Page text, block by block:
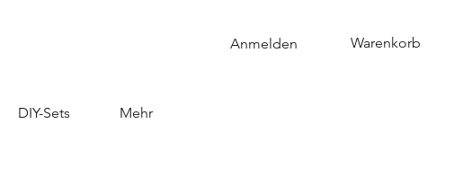
Warenkorb
Anmelden
DIY-Sets Mehr